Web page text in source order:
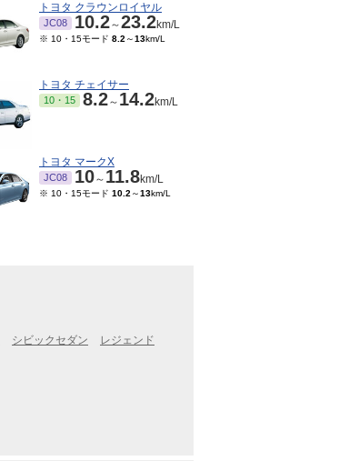
トヨタ クラウンロイヤル
JC08 10.2～23.2km/L
※ 10・15モード 8.2 ～13km/L
トヨタ チェイサー
10・15 8.2～ 14.2km/L
トヨタ マークX
JC08 10～ 11.8km/L
※ 10・15モード 10.2 ～13km/L
シビックセダン
レジェンド